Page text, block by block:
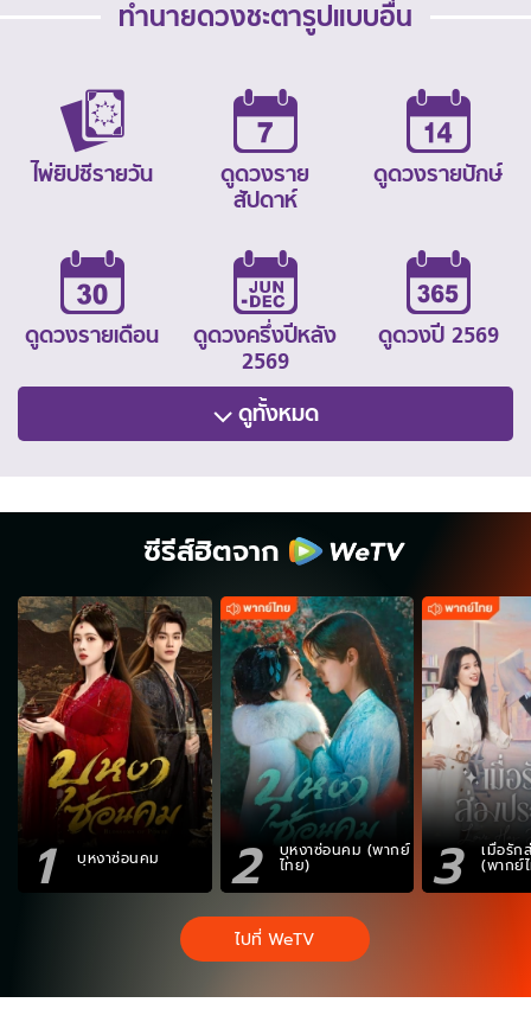
ทำนายดวงชะตารูปแบบอื่น
ไพ่ยิปซีรายวัน
ดูดวงราย
สัปดาห์
ดูดวงรายปักษ์
ดูดวงรายเดือน
ดูดวงครึ่งปีหลัง
2569
ดูดวงปี 2569
ดูทั้งหมด
ซีรีส์ฮิตจาก
1 บุหงาซ่อนคม 2 บุหงาซ่อนคม (พากย์
ไทย) 3 เมื่อรัก
(พากย์
ไปที่ WeTV